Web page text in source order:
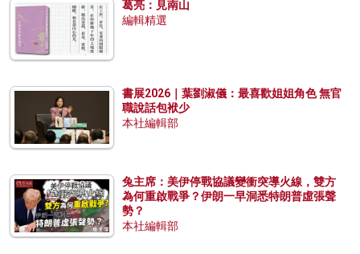
葛亮：見南山
編輯精選
書展2026｜葉劉淑儀：最喜歡姐姐角色 無官
職說話包袱少
本社編輯部
兔主席：美伊停戰協議變衝突導火線，雙方
為何重啟戰爭？伊朗一早洞悉特朗普虛張聲
勢？
本社編輯部